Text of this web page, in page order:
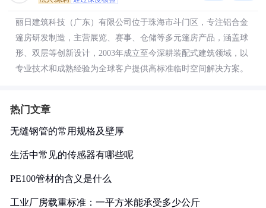
丽日建筑科技（广东）有限公司位于珠海市斗门区，专注铝合金
篷房研发制造，主营展览、赛事、仓储等多元篷房产品，涵盖球
形、双层等创新设计，2003年成立至今深耕装配式建筑领域，以
专业技术和成熟经验为全球客户提供高标准临时空间解决方案。
热门文章
无缝钢管的常用规格及壁厚
生活中常见的传感器有哪些呢
PE100管材的含义是什么
工业厂房载重标准：一平方米能承受多少公斤